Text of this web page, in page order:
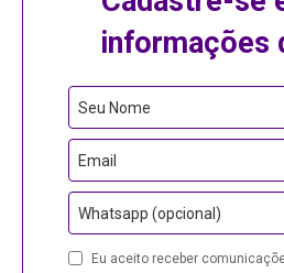
informações
Seu Nome
Email
Whatsapp (opcional)
YourEu aceito receber